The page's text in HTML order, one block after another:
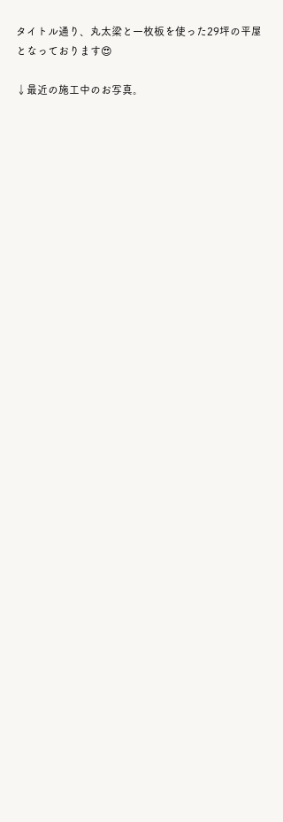
タイトル通り、丸太梁と一枚板を使った29坪の平屋
となっております😍
↓最近の施工中のお写真。